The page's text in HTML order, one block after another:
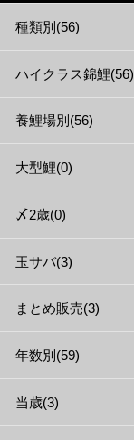
種類別(56)
ハイクラス錦鯉(56)
養鯉場別(56)
大型鯉(0)
〆2歳(0)
玉サバ(3)
まとめ販売(3)
年数別(59)
当歳(3)